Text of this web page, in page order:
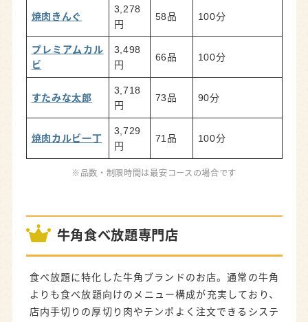
焼肉きんぐ
3,278
円
58品 100分
プレミアムカル
ビ
3,498
円
66品 100分
すたみな太郎
3,718
円
73品 90分
焼肉カルビ一丁
3,729
円
71品 100分
※品数・制限時間は最安コースの場合です
牛角食べ放題専門店
食べ放題に特化した牛角ブランドのお店。通常の牛角
よりも食べ放題向けのメニュー構成が充実しており、
店内手切りの厚切り肉やテンポよく注文できるシステ